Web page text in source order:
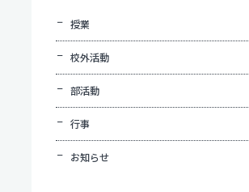
授業
校外活動
部活動
行事
お知らせ